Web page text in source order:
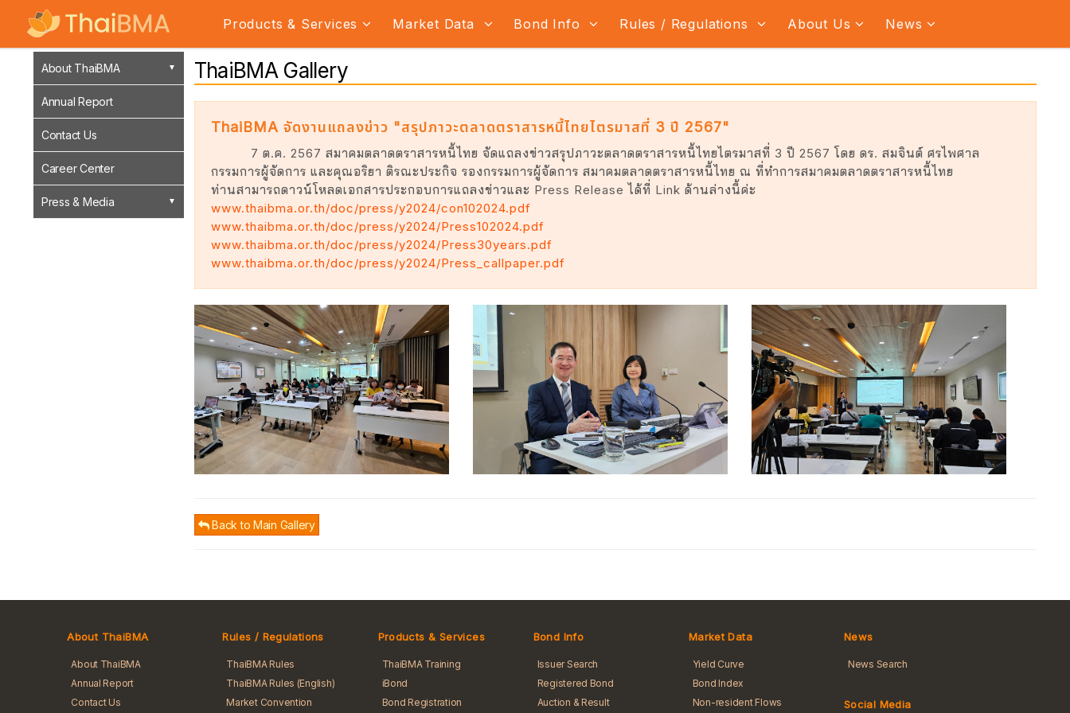
Products & Services Market Data Bond Info Rules / Regulations About Us News
About ThaiBMA
Annual Report
Contact Us
Career Center
Press & Media
ThaiBMA Gallery
ThaiBMA จัดงานแถลงข่าว "สรุปภาวะตลาดตราสารหนี้ไทยไตรมาสที่ 3 ปี 2567"
7 ต.ค. 2567 สมาคมตลาดตราสารหนี้ไทย จัดแถลงข่าวสรุปภาวะตลาดตราสารหนี้ไทยไตรมาสที่ 3 ปี 2567 โดย ดร. สมจินต์ ศรไพศาล
กรรมการผู้จัดการ และคุณอริยา ติรณะประกิจ รองกรรมการผู้จัดการ สมาคมตลาดตราสารหนี้ไทย ณ ที่ทำการสมาคมตลาดตราสารหนี้ไทย
ท่านสามารถดาวน์โหลดเอกสารประกอบการแถลงข่าวและ Press Release ได้ที่ Link ด้านล่างนี้ค่ะ
www.thaibma.or.th/doc/press/y2024/con102024.pdf
www.thaibma.or.th/doc/press/y2024/Press102024.pdf
www.thaibma.or.th/doc/press/y2024/Press30years.pdf
www.thaibma.or.th/doc/press/y2024/Press_callpaper.pdf
Back to Main Gallery
About ThaiBMA
About ThaiBMA
Annual Report
Contact Us
Rules / Regulations
ThaiBMA Rules
ThaiBMA Rules (English)
Market Convention
Products & Services
ThaiBMA Training
iBond
Bond Registration
Bond Info
Issuer Search
Registered Bond
Auction & Result
Market Data
Yield Curve
Bond Index
Non-resident Flows
News
News Search
Social Media